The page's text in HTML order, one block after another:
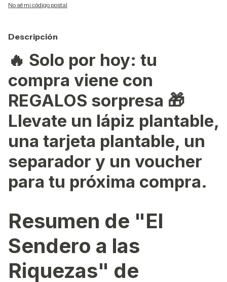
No sé mi código postal
Descripción
🔥 Solo por hoy: tu
compra viene con
REGALOS sorpresa 🎁
Llevate un lápiz plantable,
una tarjeta plantable, un
separador y un voucher
para tu próxima compra.
Resumen de "El
Sendero a las
Riquezas" de